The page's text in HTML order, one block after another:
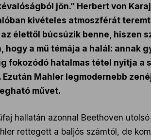
jön.” Herbert von
kivételes atmoszférát
élettől búcsúzik benne, hiszen
a mű témája a halál: annak
fokozódó hatalmas tétel nyitja a
Mahler legmodernebb
művet.
hallatán azonnal Beethoven
rettegett a baljós számtól, de